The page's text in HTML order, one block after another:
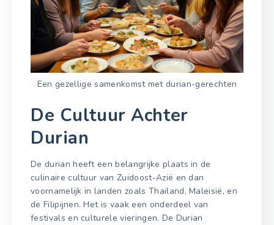
Een gezellige samenkomst met durian-gerechten
De Cultuur Achter
Durian
De durian heeft een belangrijke plaats in de
culinaire cultuur van Zuidoost-Azië en dan
voornamelijk in landen zoals Thailand, Maleisië, en
de Filipijnen. Het is vaak een onderdeel van
festivals en culturele vieringen. De Durian